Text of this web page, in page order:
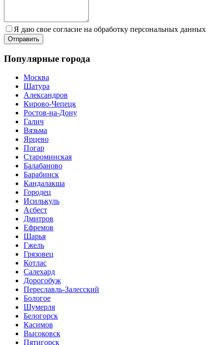
Я даю свое согласие на обработку персональных данных
Популярные города
Москва
Шатура
Александров
Кирово-Чепецк
Ростов-на-Дону
Галич
Вязьма
Ярцево
Погар
Староминская
Балабаново
Барабинск
Кандалакша
Городец
Исилькуль
Асбест
Дмитров
Ефремов
Шарья
Гжель
Грязовец
Котлас
Салехард
Дорогобуж
Переславль-Залесский
Бологое
Шумерля
Белогорск
Касимов
Высоковск
Пятигорск